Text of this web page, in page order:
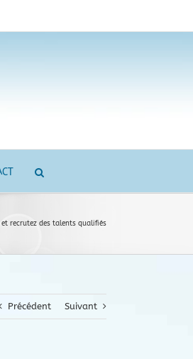
et recrutez des talents qualifiés
Précédent Suivant